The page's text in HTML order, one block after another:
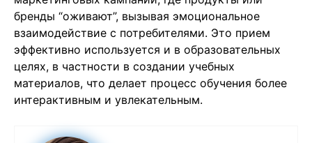
бренды “оживают”, вызывая эмоциональное
взаимодействие с потребителями. Это прием
эффективно используется и в образовательных
целях, в частности в создании учебных
материалов, что делает процесс обучения более
интерактивным и увлекательным.